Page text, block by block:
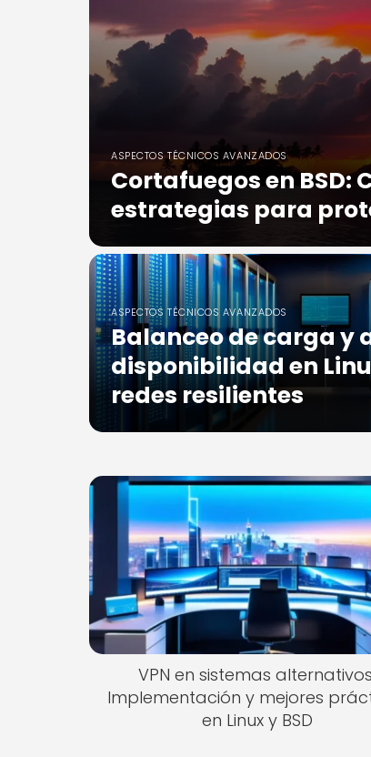
ASPECTOS TÉCNICOS AVANZADOS
Cortafuegos en BSD:
estrategias para
ASPECTOS TÉCNICOS AVANZADOS
Balanceo de carga y
disponibilidad en
redes resilientes
VPN en sistemas
Implementación y mejores
en Linux y BSD